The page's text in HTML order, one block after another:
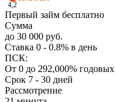
4,2
Первый займ бесплатно
Сумма
до 30 000 руб.
Ставка 0 - 0.8% в день
ПСК:
От 0 до 292,000% годовых
Срок 7 - 30 дней
Рассмотрение